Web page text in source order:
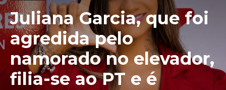
Juliana Garcia, que foi
agredida pelo
namorado no elevador,
filia-se ao PT e é